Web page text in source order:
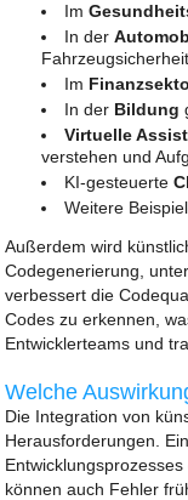
Im
In der
Fahrzeugsicherheit.
Im
In der Bildung
Virtuelle
verstehen und
KI-gesteuerte
Weitere
Außerdem wird
Codegenerierung,
verbessert die
Codes zu erkennen,
Entwicklerteams und
Welche
Die Integration von
Herausforderungen.
können auch Fehler